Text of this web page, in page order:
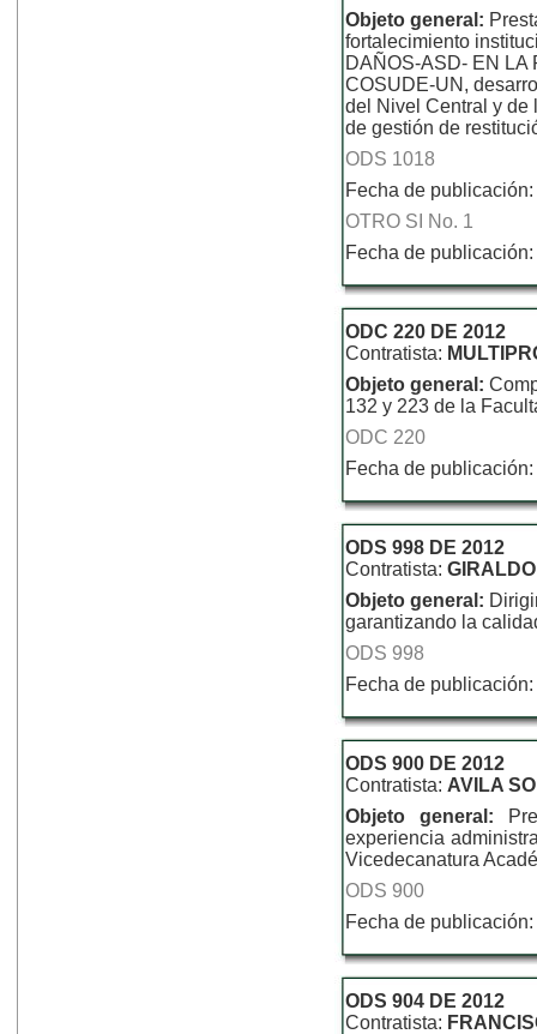
Objeto general:
fortalecimiento
DAÑOS-ASD- EN LA
COSUDE-UN,
del Nivel Central y de
de gestión de
ODS 1018
Fecha de
OTRO SI No. 1
Fecha de
ODC 220 DE 2012
Contratista:
Objeto general:
132 y 223 de la
ODC 220
Fecha de
ODS 998 DE 2012
Contratista:
Objeto general:
garantizando la
ODS 998
Fecha de
ODS 900 DE 2012
Contratista: AVILA
Objeto general:
experiencia
Vicedecanatura
ODS 900
Fecha de
ODS 904 DE 2012
Contratista: